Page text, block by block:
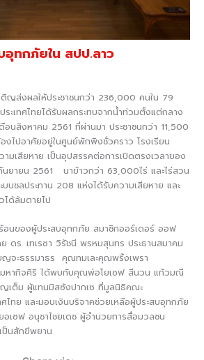
อุทกภัยใน สปป.ลาว
ญส่งผลให้ประชาชนกว่า 236,000 คนใน 79
ะเทศไทยได้รับผลกระทบจากน้ำท่วมตั้งแต่กลาง
นสิงหาคม 2561 ที่ผ่านมา ประชาชนกว่า 11,500
งไปอาศัยอยู่ในศูนย์พักพิงชั่วคราว โรงเรียน
มเสียหาย เป็นอุปสรรคต่อการเปิดตรงเวลาของ
นยายน 2561 นาข้าวกว่า 63,000ไร่ และไร่สวน
ชลประทาน 208 แห่งได้รับความเสียหาย และ
ด้ล้มตายไป
นของผู้ประสบอุทกภัย สมาชิกออร์เดอร์ ออฟ
ดร. เทเรซา วิรัชนี พรหมสุนทร ประธานสมาคม
ญจะธรรมาธร คุณทมเละคุณพริ้งเพรา
หากิจศิริ ได้พบกับคุณพ่อโยเซฟ สีนวน แก้วมณี
เต็ม ผู้แทนมิสซังปากเซ ที่มูลนิธิคณะ
ไทย และมอบเงินบริจาคช่วยเหลือผู้ประสบอุทกภัย
เซฟ อนุชาไชยเดช ผู้อำนวยการสื่อมวลชน
ป็นสักขีพยาน